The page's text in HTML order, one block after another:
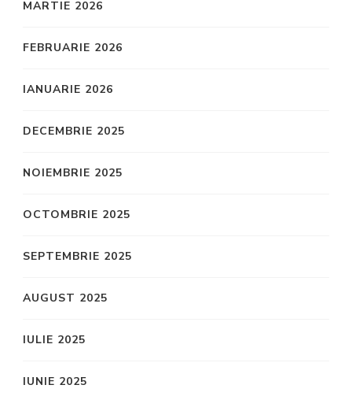
MARTIE 2026
FEBRUARIE 2026
IANUARIE 2026
DECEMBRIE 2025
NOIEMBRIE 2025
OCTOMBRIE 2025
SEPTEMBRIE 2025
AUGUST 2025
IULIE 2025
IUNIE 2025